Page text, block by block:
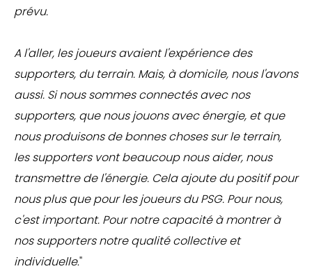
prévu.
A l'aller, les joueurs avaient l'expérience des
supporters, du terrain. Mais, à domicile, nous l'avons
aussi. Si nous sommes connectés avec nos
supporters, que nous jouons avec énergie, et que
nous produisons de bonnes choses sur le terrain,
les supporters vont beaucoup nous aider, nous
transmettre de l'énergie. Cela ajoute du positif pour
nous plus que pour les joueurs du PSG. Pour nous,
c'est important. Pour notre capacité à montrer à
nos supporters notre qualité collective et
individuelle."